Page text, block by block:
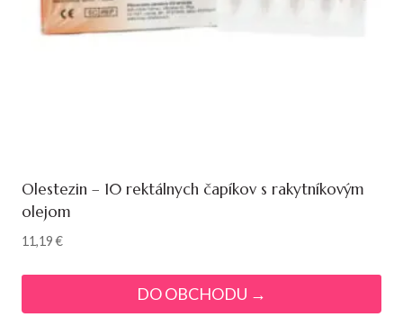
Olestezin – 10 rektálnych čapíkov s rakytníkovým
olejom
11,19€
DO OBCHODU →